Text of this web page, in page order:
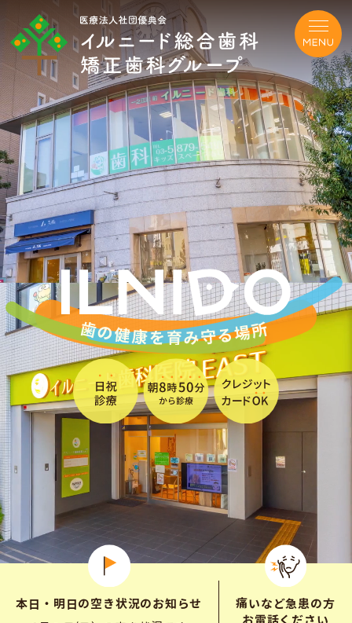
本日・明日の空き状況のお知らせ
痛いなど急患の方
お電話ください